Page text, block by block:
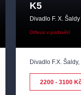
K5
Divadlo F. X.
Orfeus v podsvětí
Divadlo F.X. Šaldy,
2200 - 3100